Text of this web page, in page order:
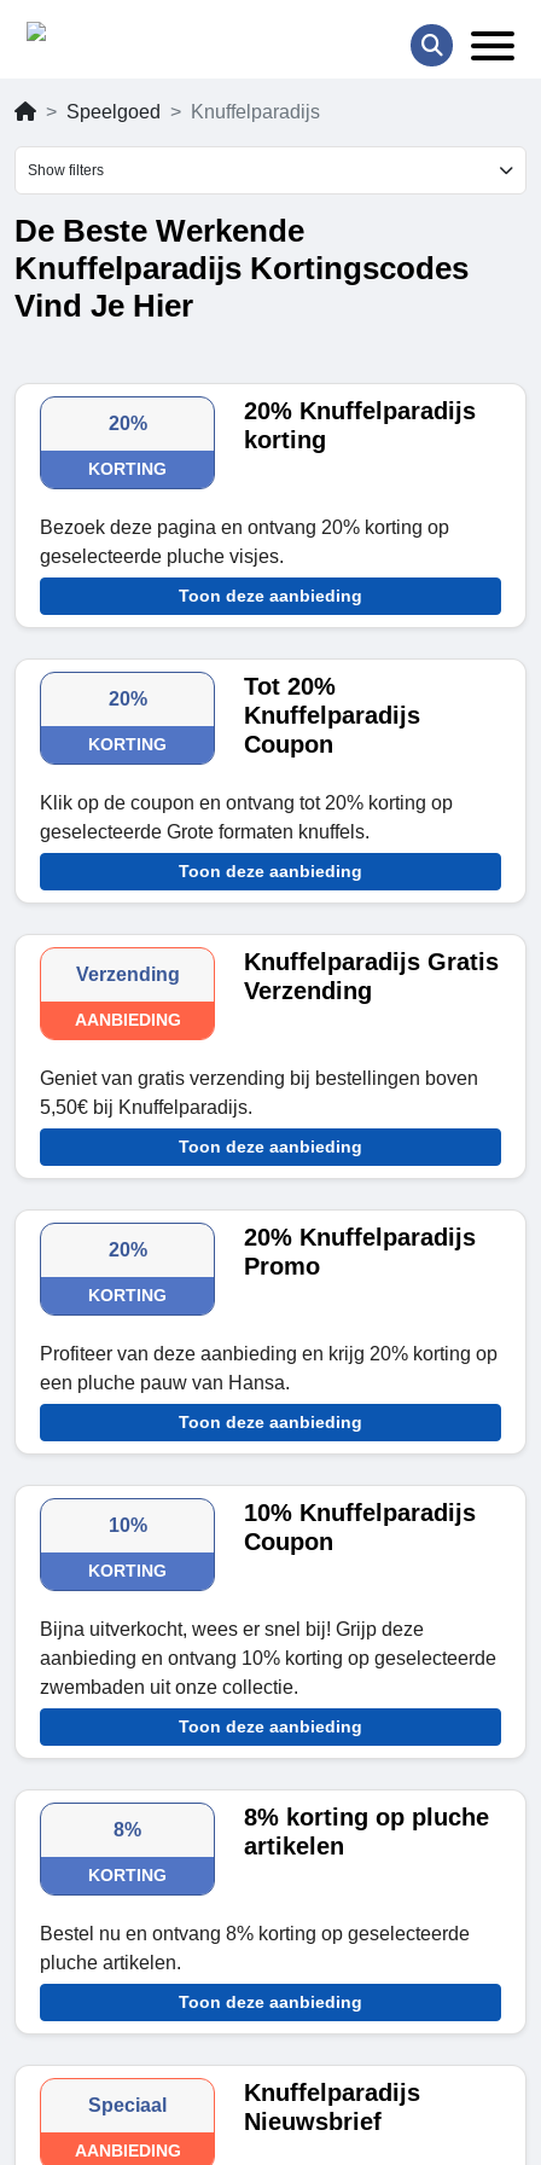
Speelgoed Knuffelparadijs
Show filters
De Beste Werkende
Knuffelparadijs Kortingscodes
Vind Je Hier
20%
KORTING
20% Knuffelparadijs
korting
Bezoek deze pagina en ontvang 20% korting op
geselecteerde pluche visjes.
Toon deze aanbieding
20%
KORTING
Tot 20%
Knuffelparadijs
Coupon
Klik op de coupon en ontvang tot 20% korting op
geselecteerde Grote formaten knuffels.
Toon deze aanbieding
Verzending
AANBIEDING
Knuffelparadijs Gratis
Verzending
Geniet van gratis verzending bij bestellingen boven
5,50€ bij Knuffelparadijs.
Toon deze aanbieding
20%
KORTING
20% Knuffelparadijs
Promo
Profiteer van deze aanbieding en krijg 20% korting op
een pluche pauw van Hansa.
Toon deze aanbieding
10%
KORTING
10% Knuffelparadijs
Coupon
Bijna uitverkocht, wees er snel bij! Grijp deze
aanbieding en ontvang 10% korting op geselecteerde
zwembaden uit onze collectie.
Toon deze aanbieding
8%
KORTING
8% korting op pluche
artikelen
Bestel nu en ontvang 8% korting op geselecteerde
pluche artikelen.
Toon deze aanbieding
Speciaal
AANBIEDING
Knuffelparadijs
Nieuwsbrief